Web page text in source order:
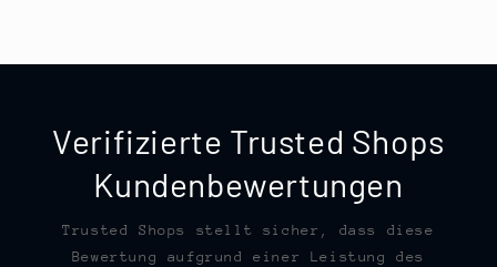
Verifizierte Trusted Shops
Kundenbewertungen
Trusted Shops stellt sicher, dass diese
Bewertung aufgrund einer Leistung des